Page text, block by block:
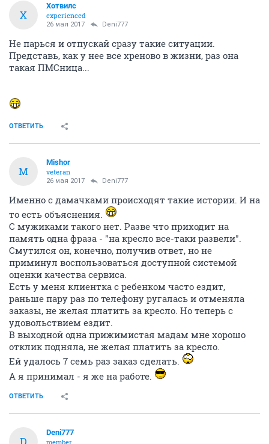
Х
Хотвилс
experienced
26 мая 2017 Deni777
Не парься и отпускай сразу такие ситуации.
Представь, как у нее все хреново в жизни, раз она
такая ПМСница...
ОТВЕТИТЬ
M
Mishor
veteran
26 мая 2017 Deni777
Именно с дамачками происходят такие истории. И на
то есть объяснения.
С мужиками такого нет. Разве что приходит на
память одна фраза - "на кресло все-таки развели".
Смутился он, конечно, получив ответ, но не
приминул воспользоваться доступной системой
оценки качества сервиса.
Есть у меня клиентка с ребенком часто ездит,
раньше пару раз по телефону ругалась и отменяла
заказы, не желая платить за кресло. Но теперь с
удовольствием ездит.
В выходной одна прижимистая мадам мне хорошо
отклик подняла, не желая платить за кресло.
Ей удалось 7 семь раз заказ сделать.
А я принимал - я же на работе.
ОТВЕТИТЬ
Deni777
member